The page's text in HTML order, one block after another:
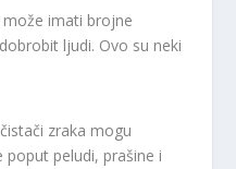
može imati brojne
ljudi. Ovo su neki
zraka mogu
peludi, prašine i